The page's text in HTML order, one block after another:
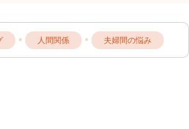
• 人間関係 • 夫婦間の悩み